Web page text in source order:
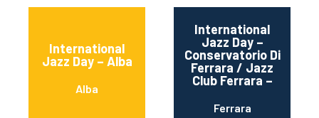
International
Jazz Day – Alba
Alba
International
Jazz Day –
Conservatorio Di
Ferrara / Jazz
Club Ferrara –
Ferrara